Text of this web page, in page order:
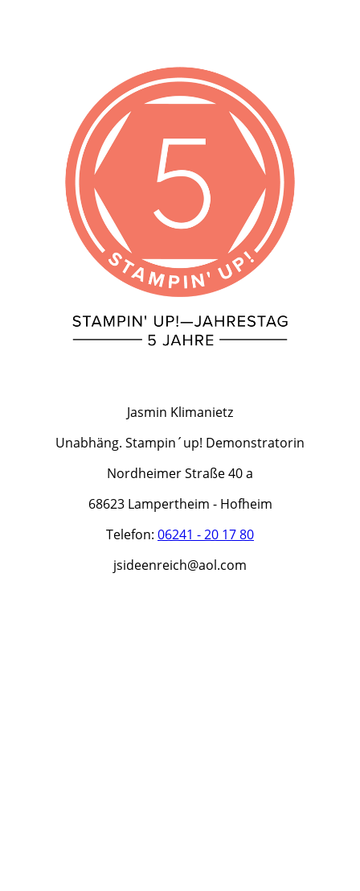
Jasmin Klimanietz
Unabhäng. Stampin´up! Demonstratorin
Nordheimer Straße 40 a
68623 Lampertheim - Hofheim
Telefon: 06241 - 20 17 80
jsideenreich@aol.com